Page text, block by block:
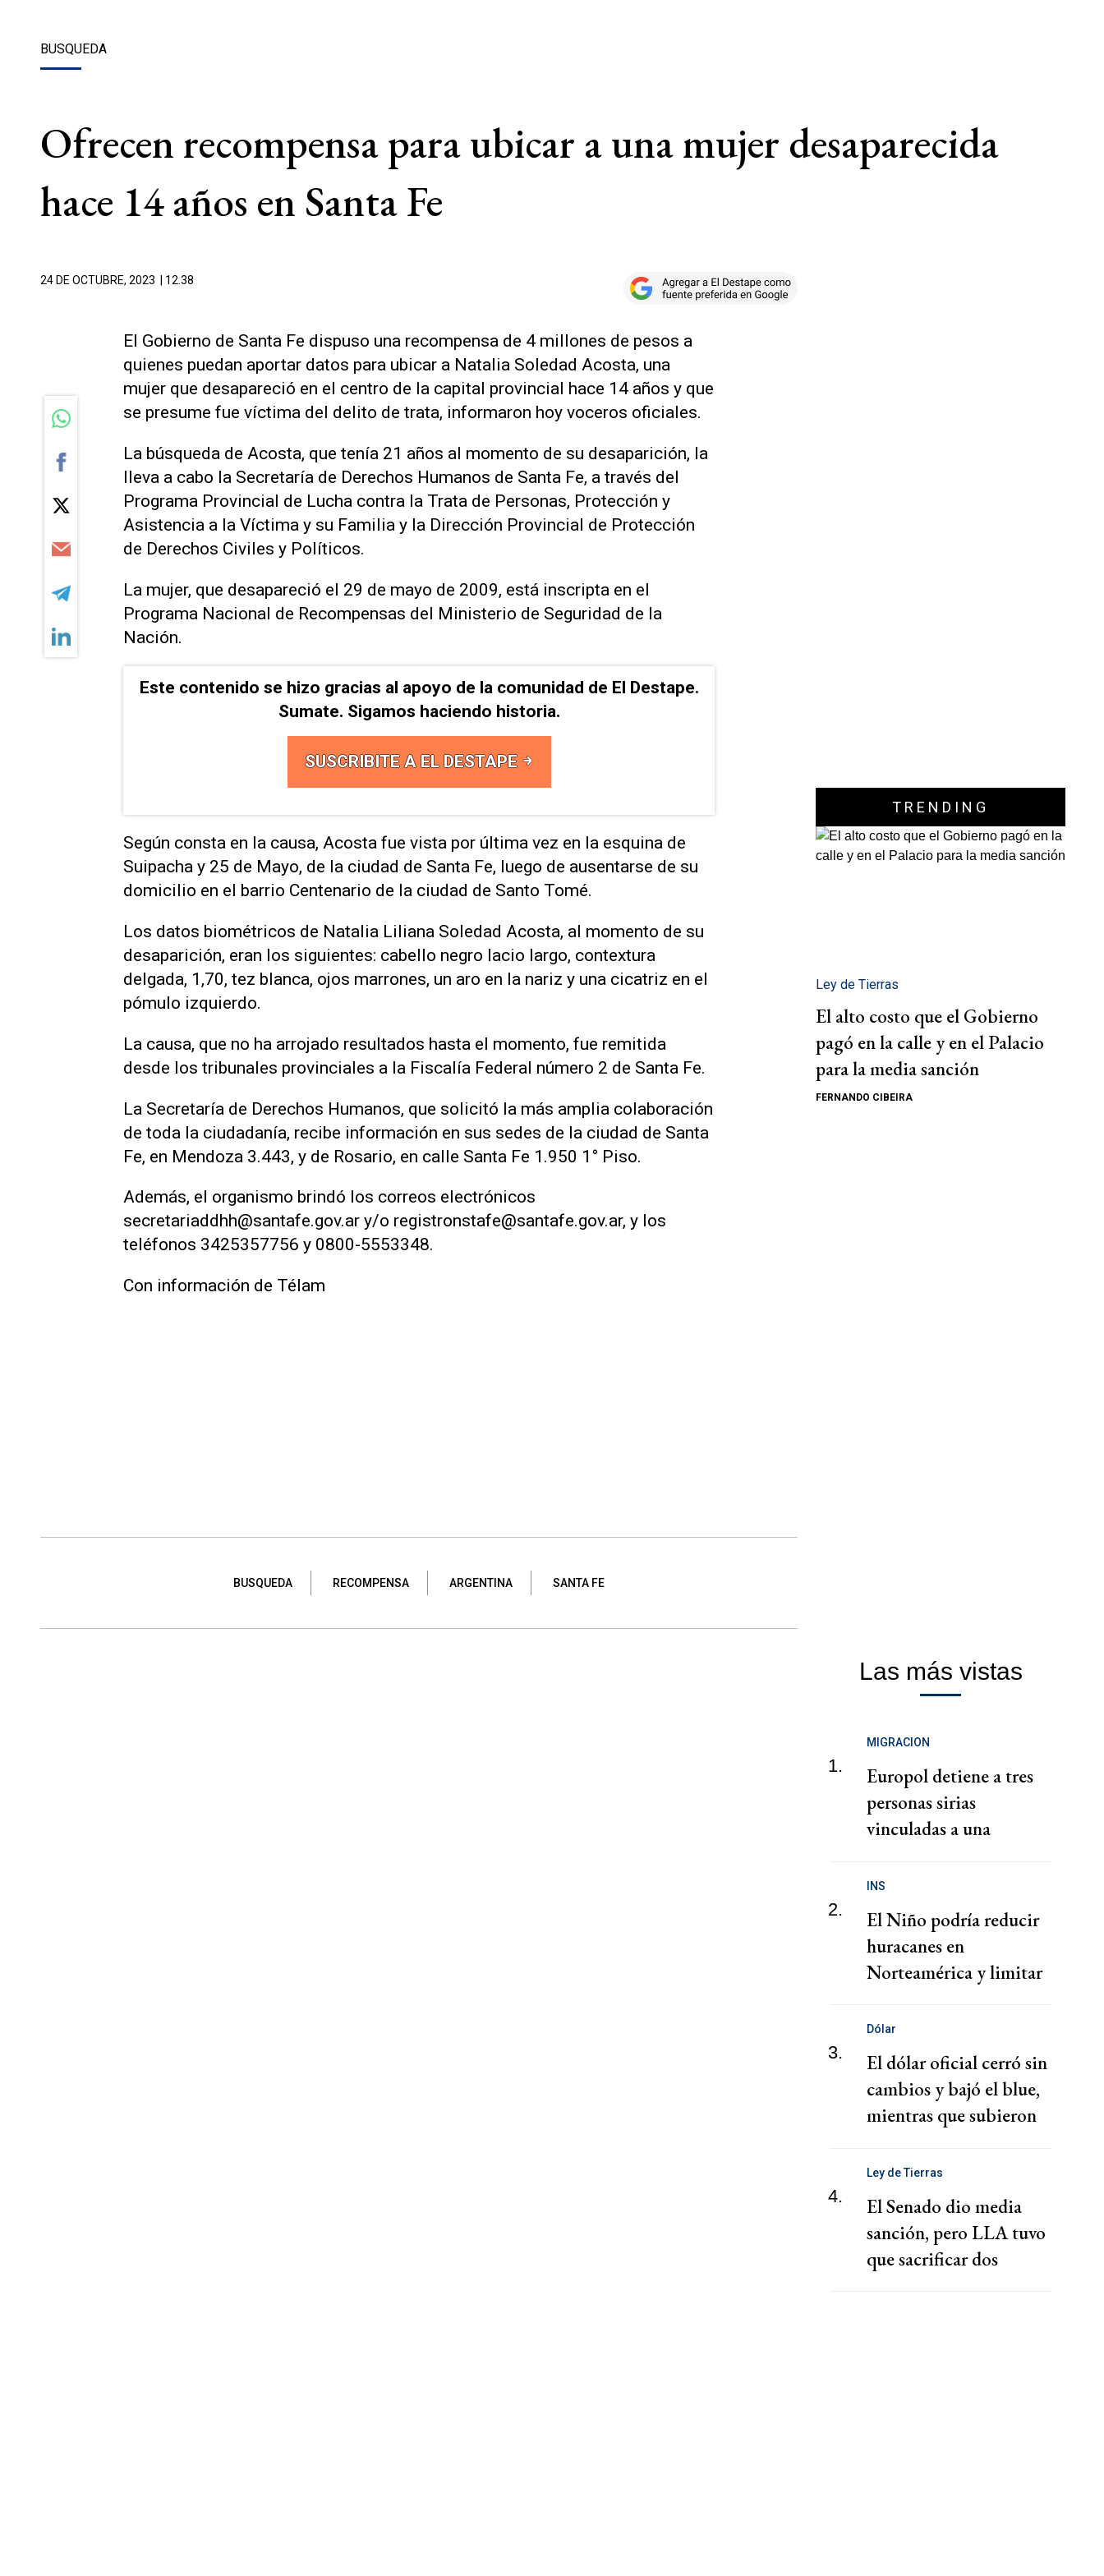
BUSQUEDA
Ofrecen recompensa para ubicar a una mujer desaparecida
hace 14 años en Santa Fe
24 DE OCTUBRE, 2023 | 12.38
El Gobierno de Santa Fe dispuso una recompensa de 4 millones de pesos a
quienes puedan aportar datos para ubicar a Natalia Soledad Acosta, una
mujer que desapareció en el centro de la capital provincial hace 14 años y que
se presume fue víctima del delito de trata, informaron hoy voceros oficiales.
La búsqueda de Acosta, que tenía 21 años al momento de su desaparición, la
lleva a cabo la Secretaría de Derechos Humanos de Santa Fe, a través del
Programa Provincial de Lucha contra la Trata de Personas, Protección y
Asistencia a la Víctima y su Familia y la Dirección Provincial de Protección
de Derechos Civiles y Políticos.
La mujer, que desapareció el 29 de mayo de 2009, está inscripta en el
Programa Nacional de Recompensas del Ministerio de Seguridad de la
Nación.
Este contenido se hizo gracias al apoyo de la comunidad de El Destape.
Sumate. Sigamos haciendo historia.
SUSCRIBITE A EL DESTAPE
Según consta en la causa, Acosta fue vista por última vez en la esquina de
Suipacha y 25 de Mayo, de la ciudad de Santa Fe, luego de ausentarse de su
domicilio en el barrio Centenario de la ciudad de Santo Tomé.
Los datos biométricos de Natalia Liliana Soledad Acosta, al momento de su
desaparición, eran los siguientes: cabello negro lacio largo, contextura
delgada, 1,70, tez blanca, ojos marrones, un aro en la nariz y una cicatriz en el
pómulo izquierdo.
La causa, que no ha arrojado resultados hasta el momento, fue remitida
desde los tribunales provinciales a la Fiscalía Federal número 2 de Santa Fe.
La Secretaría de Derechos Humanos, que solicitó la más amplia colaboración
de toda la ciudadanía, recibe información en sus sedes de la ciudad de Santa
Fe, en Mendoza 3.443, y de Rosario, en calle Santa Fe 1.950 1° Piso.
Además, el organismo brindó los correos electrónicos
secretariaddhh@santafe.gov.ar y/o registronstafe@santafe.gov.ar, y los
teléfonos 3425357756 y 0800-5553348.
Con información de Télam
BUSQUEDA RECOMPENSA ARGENTINA SANTA FE
TRENDING
Ley de Tierras
El alto costo que el Gobierno
pagó en la calle y en el Palacio
para la media sanción
FERNANDO CIBEIRA
Las más vistas
1.
MIGRACION
Europol detiene a tres
personas sirias
vinculadas a una
de migrantes
2.
INS
El Niño podría reducir
huracanes en
Norteamérica y limitar
Zurich
3.
Dólar
El dólar oficial cerró sin
cambios y bajó el blue,
mientras que subieron
4.
Ley de Tierras
El Senado dio media
sanción, pero LLA tuvo
que sacrificar dos